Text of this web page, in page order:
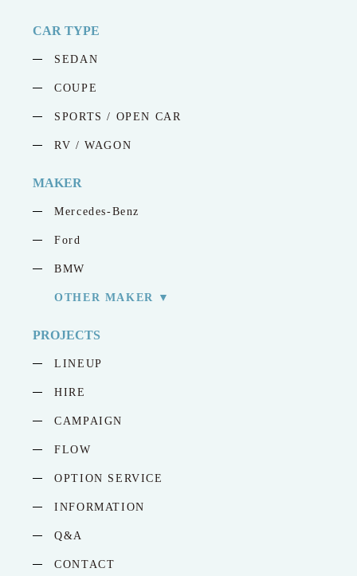
CAR TYPE
SEDAN
COUPE
SPORTS / OPEN CAR
RV / WAGON
MAKER
Mercedes-Benz
Ford
BMW
OTHER MAKER
PROJECTS
LINEUP
HIRE
CAMPAIGN
FLOW
OPTION SERVICE
INFORMATION
Q&A
CONTACT